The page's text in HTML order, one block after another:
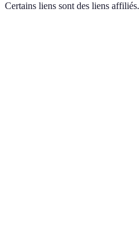
Certains liens sont des liens affiliés.